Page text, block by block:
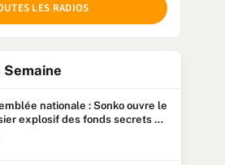
LES RADIOS
Semaine
nationale : Sonko ouvre le
explosif des fonds secrets et
présidentiel